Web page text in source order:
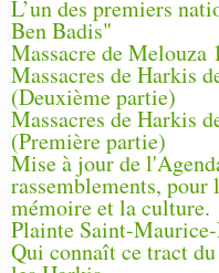
L’un des premiers
Ben Badis"
Massacre de
Massacres de Harkis
(Deuxième partie)
Massacres de Harkis
(Première partie)
Mise à jour de
rassemblements, pour
mémoire et la culture.
Plainte Saint-
Qui connaît ce tract